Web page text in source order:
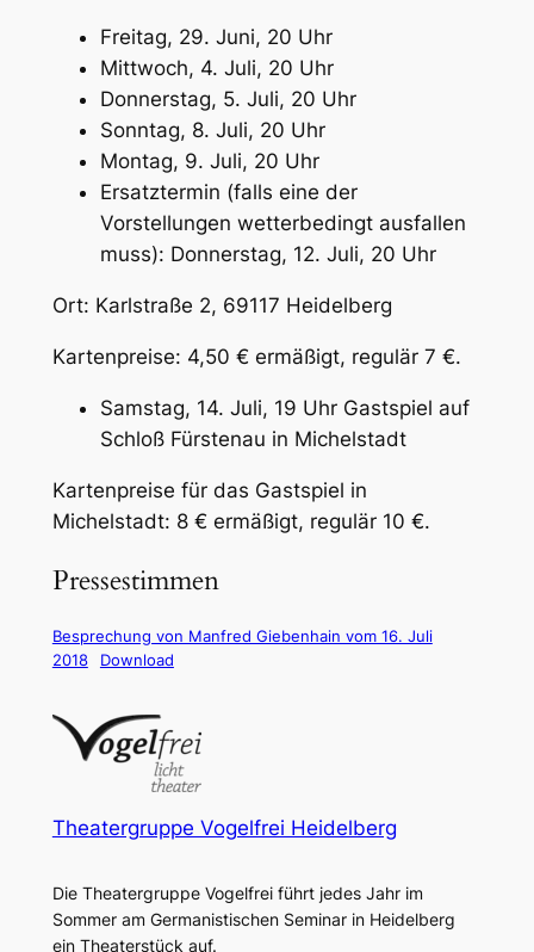
Freitag, 29. Juni, 20 Uhr
Mittwoch, 4. Juli, 20 Uhr
Donnerstag, 5. Juli, 20 Uhr
Sonntag, 8. Juli, 20 Uhr
Montag, 9. Juli, 20 Uhr
Ersatztermin (falls eine der
Vorstellungen wetterbedingt ausfallen
muss): Donnerstag, 12. Juli, 20 Uhr
Ort: Karlstraße 2, 69117 Heidelberg
Kartenpreise: 4,50 € ermäßigt, regulär 7 €.
Samstag, 14. Juli, 19 Uhr Gastspiel auf
Schloß Fürstenau in Michelstadt
Kartenpreise für das Gastspiel in
Michelstadt: 8 € ermäßigt, regulär 10 €.
Pressestimmen
Besprechung von Manfred Giebenhain vom 16. Juli
2018
Download
Theatergruppe Vogelfrei Heidelberg
Die Theatergruppe Vogelfrei führt jedes Jahr im
Sommer am Germanistischen Seminar in Heidelberg
ein Theaterstück auf.